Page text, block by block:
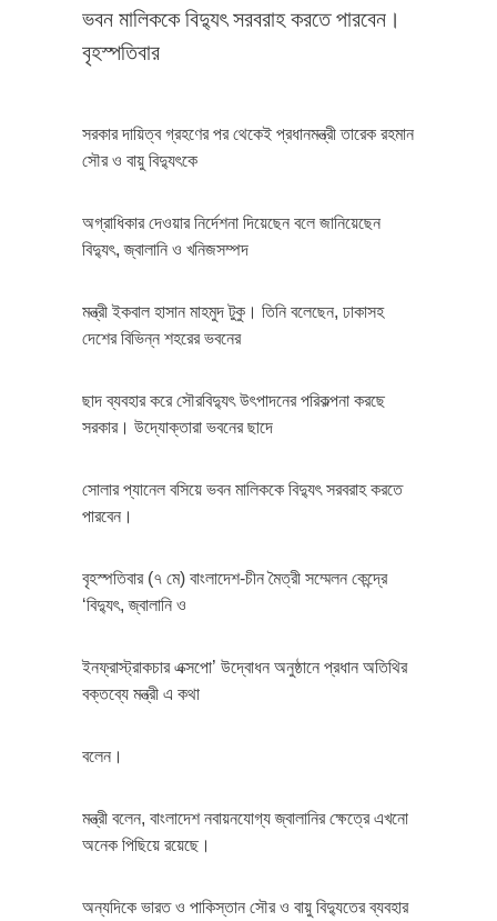
ভবন মালিককে বিদ্যুৎ সরবরাহ করতে পারবেন।
বৃহস্পতিবার
সরকার দায়িত্ব গ্রহণের পর থেকেই প্রধানমন্ত্রী তারেক রহমান
সৌর ও বায়ু বিদ্যুৎকে
অগ্রাধিকার দেওয়ার নির্দেশনা দিয়েছেন বলে জানিয়েছেন
বিদ্যুৎ, জ্বালানি ও খনিজসম্পদ
মন্ত্রী ইকবাল হাসান মাহমুদ টুকু। তিনি বলেছেন, ঢাকাসহ
দেশের বিভিন্ন শহরের ভবনের
ছাদ ব্যবহার করে সৌরবিদ্যুৎ উৎপাদনের পরিকল্পনা করছে
সরকার। উদ্যোক্তারা ভবনের ছাদে
সোলার প্যানেল বসিয়ে ভবন মালিককে বিদ্যুৎ সরবরাহ করতে
পারবেন।
বৃহস্পতিবার (৭ মে) বাংলাদেশ-চীন মৈত্রী সম্মেলন কেন্দ্রে
‘বিদ্যুৎ, জ্বালানি ও
ইনফ্রাস্ট্রাকচার এক্সপো’ উদ্বোধন অনুষ্ঠানে প্রধান অতিথির
বক্তব্যে মন্ত্রী এ কথা
বলেন।
মন্ত্রী বলেন, বাংলাদেশ নবায়নযোগ্য জ্বালানির ক্ষেত্রে এখনো
অনেক পিছিয়ে রয়েছে।
অন্যদিকে ভারত ও পাকিস্তান সৌর ও বায়ু বিদ্যুতের ব্যবহার